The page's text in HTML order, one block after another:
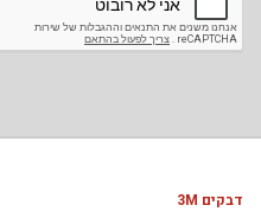
דבקים 3M